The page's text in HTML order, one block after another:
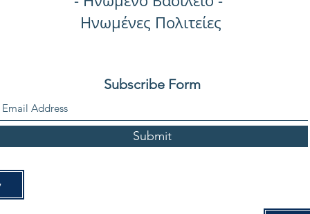
Ηνωμένες Πολιτείες
Subscribe Form
Submit